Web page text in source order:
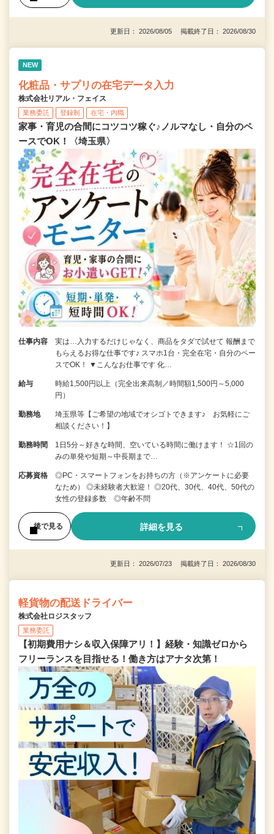
更新日： 2026/08/05 掲載終了日： 2026/08/30
NEW
化粧品・サプリの在宅データ入力
株式会社リアル・フェイス
業務委託 登録制 在宅・内職
家事・育児の合間にコツコツ稼ぐ♪ノルマなし・自分のペ
ースでOK！〈埼玉県〉
仕事内容
実は…入力するだけじゃなく、商品をタダで試せて 報酬まで
もらえるお得な仕事です♪ スマホ1台・完全在宅・自分のペー
スでOK！ ▼こんなお仕事です 化…
給与
時給1,500円以上（完全出来高制／時間額1,500円～5,000
円）
勤務地
埼玉県等【ご希望の地域でオシゴトできます♪ お気軽にご
相談ください！】
勤務時間
1日5分～好きな時間、空いている時間に働けます！ ☆1回の
みの単発や短期～中長期まで…
応募資格
◎PC・スマートフォンをお持ちの方（※アンケートに必要
なため） ◎未経験者大歓迎！ ◎20代、30代、40代、50代の
女性の登録多数 ◎年齢不問
後で見る 詳細を見る
更新日： 2026/07/23 掲載終了日： 2026/08/30
軽貨物の配送ドライバー
株式会社ロジスタッフ
業務委託
【初期費用ナシ＆収入保障アリ！】経験・知識ゼロから
フリーランスを目指せる！働き方はアナタ次第！